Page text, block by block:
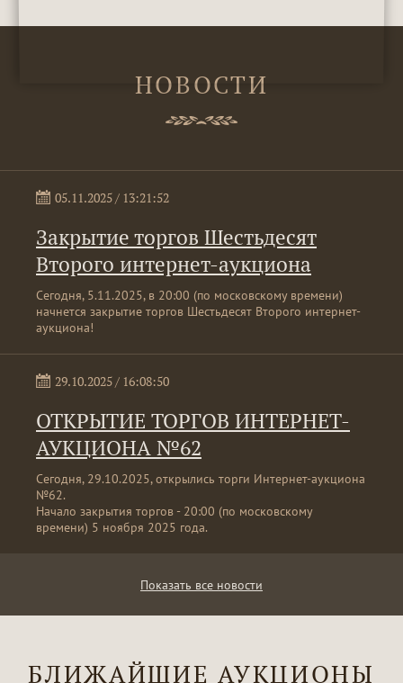
НОВОСТИ
05.11.2025 / 13:21:52
Закрытие торгов Шестьдесят
Второго интернет-аукциона
Сегодня, 5.11.2025, в 20:00 (по московскому времени)
начнется закрытие торгов Шестьдесят Второго интернет-
аукциона!
29.10.2025 / 16:08:50
ОТКРЫТИЕ ТОРГОВ ИНТЕРНЕТ-
АУКЦИОНА №62
Сегодня, 29.10.2025, открылись торги Интернет-аукциона
№62.
Начало закрытия торгов - 20:00 (по московскому
времени) 5 ноября 2025 года.
Показать все новости
БЛИЖАЙШИЕ АУКЦИОНЫ